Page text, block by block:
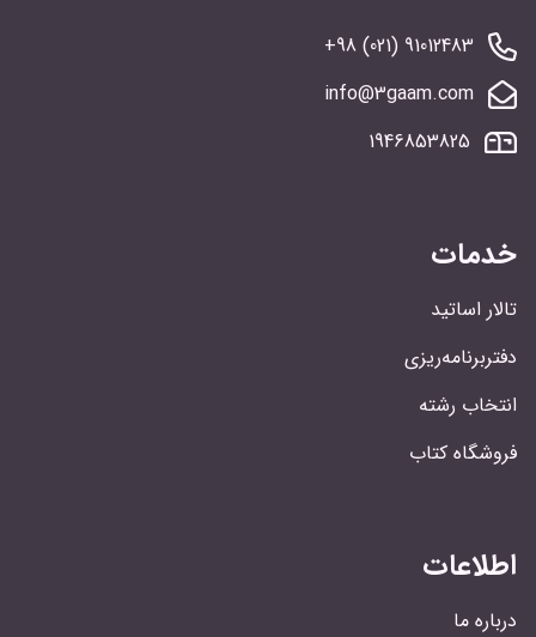
91012483 (021) 98+
info@3gaam.com
1946853825
خدمات
تالار اساتید
دفتربرنامه‌ریزی
انتخاب رشته
فروشگاه کتاب
اطلاعات
درباره ما